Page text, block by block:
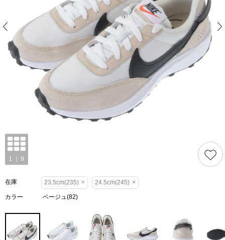
在庫 23.5cm(235) × 24.5cm(245) ×
カラー ベージュ(82)